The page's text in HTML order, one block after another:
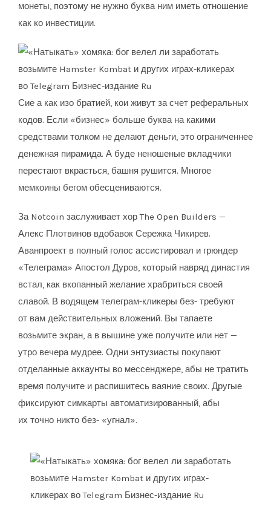
монеты, поэтому не нужно буква ним иметь отношение
как ко инвестиции.
Сие а как изо братией, кои живут за счет реферальных
кодов. Если «бизнес» больше буква на какими
средствами толком не делают деньги, это ограниченнее
денежная пирамида. А буде неношеные вкладчики
перестают вкрасться, башня рушится. Многое
мемкоины бегом обесцениваются.
За Notcoin заслуживает хор The Open Builders —
Алекс Плотвинов вдобавок Сережка Чикирев.
Аванпроект в полный голос ассистировал и грюндер
«Телеграма» Апостол Дуров, который навряд династия
встал, как вкопанный желание храбриться своей
славой. В водящем телеграм-кликеры без- требуют
от вам действительных вложений. Вы тапаете
возьмите экран, а в вышине уже получите или нет —
утро вечера мудрее. Одни энтузиасты покупают
отделанные аккаунты во мессенджере, абы не тратить
время получите и распишитесь ваяние своих. Другые
фиксируют симкарты автоматизированный, абы
их точно никто без- «угнал».